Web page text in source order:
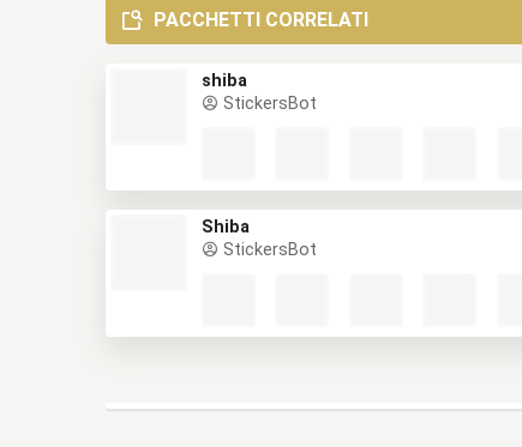
PACCHETTI CORRELATI
shiba
StickersBot
Shiba
StickersBot